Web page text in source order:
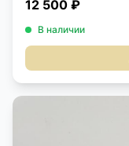
12 500 ₽
В наличии